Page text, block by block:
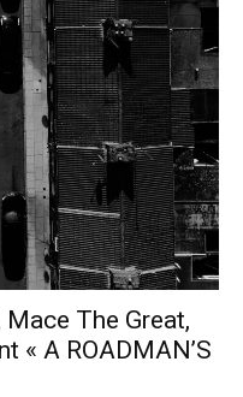
Mace The Great,
« A ROADMAN’S